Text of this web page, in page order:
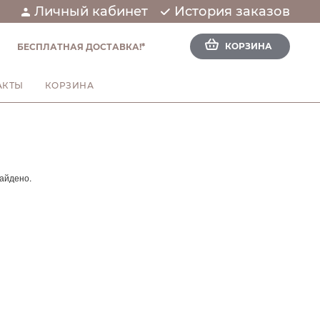
Личный кабинет История заказов
БЕСПЛАТНАЯ ДОСТАВКА!* КОРЗИНА
КОРЗИНА